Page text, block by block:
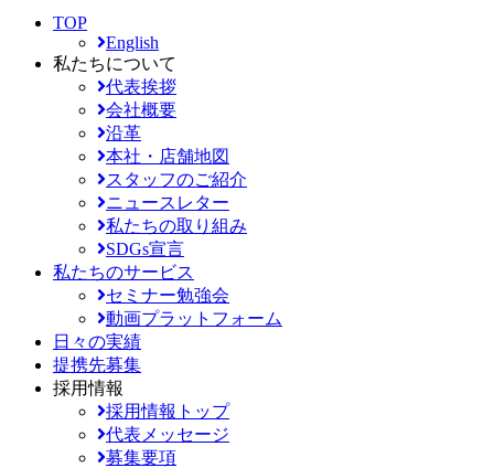
TOP
English
私たちについて
代表挨拶
会社概要
沿革
本社・店舗地図
スタッフのご紹介
ニュースレター
私たちの取り組み
SDGs宣言
私たちのサービス
セミナー勉強会
動画プラットフォーム
日々の実績
提携先募集
採用情報
採用情報トップ
代表メッセージ
募集要項